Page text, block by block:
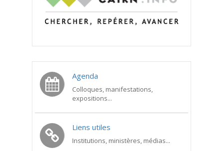
Agenda
Colloques, manifestations,
expositions...
Liens utiles
Institutions, ministères, médias...